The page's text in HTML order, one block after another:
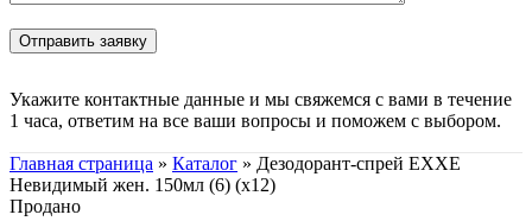
Укажите контактные данные и мы свяжемся с вами в течение
1 часа, ответим на все ваши вопросы и поможем с выбором.
Главная страница » Каталог » Дезодорант-спрей EXXE
Невидимый жен. 150мл (6) (х12)
Продано